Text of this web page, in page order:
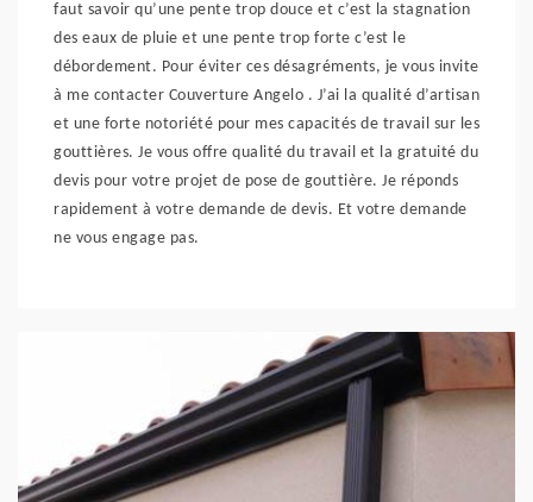
faut savoir qu’une pente trop douce et c’est la stagnation
des eaux de pluie et une pente trop forte c’est le
débordement. Pour éviter ces désagréments, je vous invite
à me contacter Couverture Angelo . J’ai la qualité d’artisan
et une forte notoriété pour mes capacités de travail sur les
gouttières. Je vous offre qualité du travail et la gratuité du
devis pour votre projet de pose de gouttière. Je réponds
rapidement à votre demande de devis. Et votre demande
ne vous engage pas.